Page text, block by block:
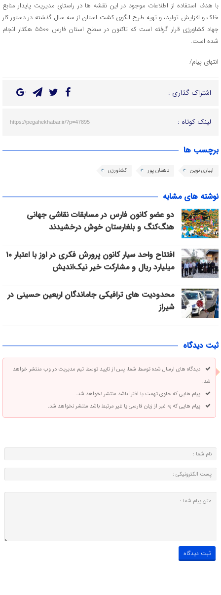
با هدف استفاده از اطلاعات موجود در این نقشه ها در راستای مدیریت پایدار منابع
خاک و افزایش تولید، و تهیه طرح الگوی کشت استان از سه سال گذشته در دستور کار
جهاد کشاورزی قرار گرفته است که تاکنون در سطح استان فارس ۵۵۰۰ هکتار انجام
شده است.
انتهای پیام/
اشتراک گذاری :
لینک کوتاه : https://pegahekhabar.ir/?p=47895
برچسب ها
ابیاری نوین دهقان پور کشاورزی
نوشته های مشابه
دو عضو کانون فارس در مسابقات نقاشی جهانی
هنگ‌کنگ و بلغارستان خوش درخشیدند
افتتاح واحد سیار کانون پرورش فکری در اوز با اعتبار ۱۰
میلیارد ریال و مشارکت خیر نیک‌اندیش
محدودیت های ترافیکی جاماندگان اربعین حسینی در
شیراز
ثبت دیدگاه
دیدگاه های ارسال شده توسط شما، پس از تایید توسط تیم مدیریت در وب منتشر خواهد
شد.
پیام هایی که حاوی تهمت یا افترا باشد منتشر نخواهد شد.
پیام هایی که به غیر از زبان فارسی یا غیر مرتبط باشد منتشر نخواهد شد.